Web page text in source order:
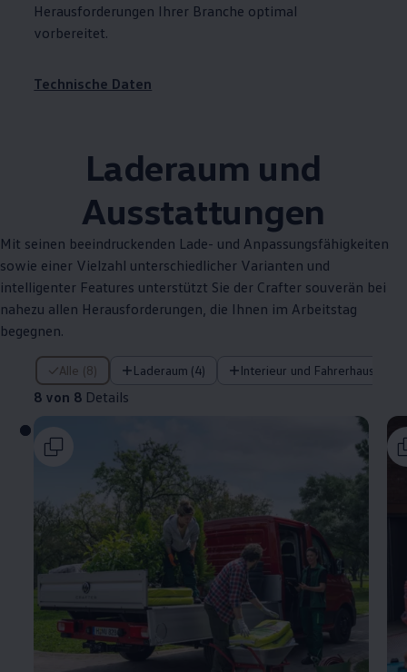
Herausforderungen Ihrer Branche optimal
vorbereitet.
Technische Daten
Laderaum und
Ausstattungen
Mit seinen beeindruckenden Lade- und Anpassungsfähigkeiten
sowie einer Vielzahl unterschiedlicher Varianten und
intelligenter Features unterstützt Sie der Crafter souverän bei
nahezu allen Herausforderungen, die Ihnen im Arbeitstag
begegnen.
Alle (8) Laderaum (4) Interieur und Fahrerhaus (3)
8 von 8 Details
8 von 8 Details